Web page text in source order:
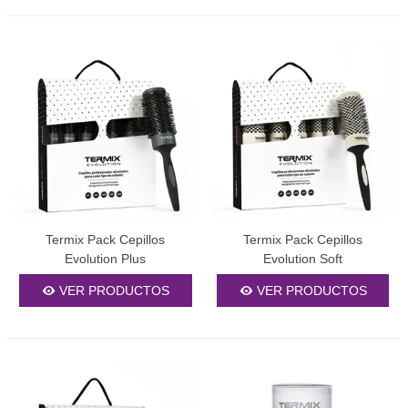
Termix Pack Cepillos
Evolution Plus
VER PRODUCTOS
Termix Pack Cepillos
Evolution Soft
VER PRODUCTOS